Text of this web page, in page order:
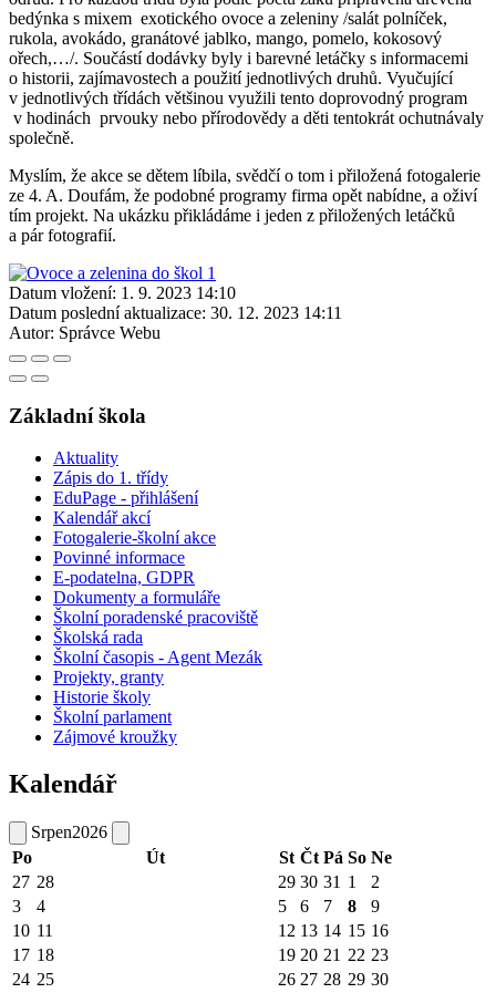
bedýnka s mixem exotického ovoce a zeleniny /salát polníček,
rukola, avokádo, granátové jablko, mango, pomelo, kokosový
ořech,…/. Součástí dodávky byly i barevné letáčky s informacemi
o historii, zajímavostech a použití jednotlivých druhů. Vyučující
v jednotlivých třídách většinou využili tento doprovodný program
v hodinách prvouky nebo přírodovědy a děti tentokrát ochutnávaly
společně.
Myslím, že akce se dětem líbila, svědčí o tom i přiložená fotogalerie
ze 4. A. Doufám, že podobné programy firma opět nabídne, a oživí
tím projekt. Na ukázku přikládáme i jeden z přiložených letáčků
a pár fotografií.
Datum vložení: 1. 9. 2023 14:10
Datum poslední aktualizace: 30. 12. 2023 14:11
Autor: Správce Webu
Základní škola
Aktuality
Zápis do 1. třídy
EduPage - přihlášení
Kalendář akcí
Fotogalerie-školní akce
Povinné informace
E-podatelna, GDPR
Dokumenty a formuláře
Školní poradenské pracoviště
Školská rada
Školní časopis - Agent Mezák
Projekty, granty
Historie školy
Školní parlament
Zájmové kroužky
Kalendář
Srpen2026
Po
Út St Čt Pá So Ne
27 28 29 30 31 1
2
3
4 5 6 7 8
9
10 11 12 13 14 15 16
17 18 19 20 21 22 23
24 25 26 27 28 29 30